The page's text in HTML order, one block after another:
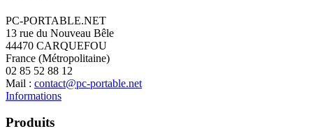
PC-PORTABLE.NET
13 rue du Nouveau Bêle
44470 CARQUEFOU
France (Métropolitaine)
02 85 52 88 12
Mail : contact@pc-portable.net
Informations
Produits